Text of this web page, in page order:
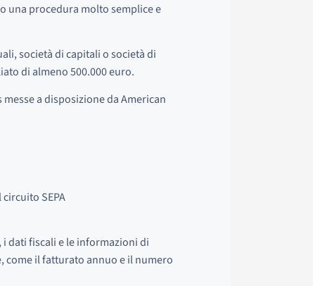
una procedura molto semplice e
società di capitali o società di
di almeno 500.000 euro.
a disposizione da American
SEPA
dati fiscali e le informazioni di
il fatturato annuo e il numero